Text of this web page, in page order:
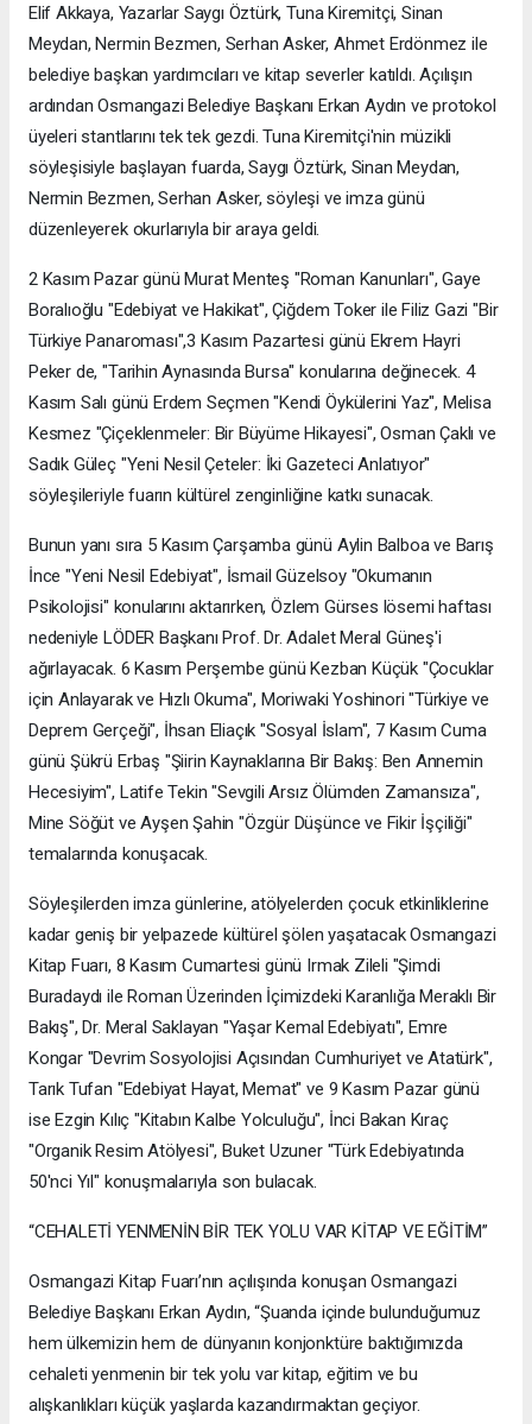
Elif Akkaya, Yazarlar Saygı Öztürk, Tuna Kiremitçi, Sinan
Meydan, Nermin Bezmen, Serhan Asker, Ahmet Erdönmez ile
belediye başkan yardımcıları ve kitap severler katıldı. Açılışın
ardından Osmangazi Belediye Başkanı Erkan Aydın ve protokol
üyeleri stantlarını tek tek gezdi. Tuna Kiremitçi'nin müzikli
söyleşisiyle başlayan fuarda, Saygı Öztürk, Sinan Meydan,
Nermin Bezmen, Serhan Asker, söyleşi ve imza günü
düzenleyerek okurlarıyla bir araya geldi.
2 Kasım Pazar günü Murat Menteş "Roman Kanunları", Gaye
Boralıoğlu "Edebiyat ve Hakikat", Çiğdem Toker ile Filiz Gazi "Bir
Türkiye Panaroması",3 Kasım Pazartesi günü Ekrem Hayri
Peker de, "Tarihin Aynasında Bursa" konularına değinecek. 4
Kasım Salı günü Erdem Seçmen "Kendi Öykülerini Yaz", Melisa
Kesmez "Çiçeklenmeler: Bir Büyüme Hikayesi", Osman Çaklı ve
Sadık Güleç "Yeni Nesil Çeteler: İki Gazeteci Anlatıyor"
söyleşileriyle fuarın kültürel zenginliğine katkı sunacak.
Bunun yanı sıra 5 Kasım Çarşamba günü Aylin Balboa ve Barış
İnce "Yeni Nesil Edebiyat", İsmail Güzelsoy "Okumanın
Psikolojisi" konularını aktarırken, Özlem Gürses lösemi haftası
nedeniyle LÖDER Başkanı Prof. Dr. Adalet Meral Güneş'i
ağırlayacak. 6 Kasım Perşembe günü Kezban Küçük "Çocuklar
için Anlayarak ve Hızlı Okuma", Moriwaki Yoshinori "Türkiye ve
Deprem Gerçeği", İhsan Eliaçık "Sosyal İslam", 7 Kasım Cuma
günü Şükrü Erbaş "Şiirin Kaynaklarına Bir Bakış: Ben Annemin
Hecesiyim", Latife Tekin "Sevgili Arsız Ölümden Zamansıza",
Mine Söğüt ve Ayşen Şahin "Özgür Düşünce ve Fikir İşçiliği"
temalarında konuşacak.
Söyleşilerden imza günlerine, atölyelerden çocuk etkinliklerine
kadar geniş bir yelpazede kültürel şölen yaşatacak Osmangazi
Kitap Fuarı, 8 Kasım Cumartesi günü Irmak Zileli "Şimdi
Buradaydı ile Roman Üzerinden İçimizdeki Karanlığa Meraklı Bir
Bakış", Dr. Meral Saklayan "Yaşar Kemal Edebiyatı", Emre
Kongar "Devrim Sosyolojisi Açısından Cumhuriyet ve Atatürk",
Tarık Tufan "Edebiyat Hayat, Memat" ve 9 Kasım Pazar günü
ise Ezgin Kılıç "Kitabın Kalbe Yolculuğu", İnci Bakan Kıraç
"Organik Resim Atölyesi", Buket Uzuner "Türk Edebiyatında
50'nci Yıl" konuşmalarıyla son bulacak.
“CEHALETİ YENMENİN BİR TEK YOLU VAR KİTAP VE EĞİTİM”
Osmangazi Kitap Fuarı’nın açılışında konuşan Osmangazi
Belediye Başkanı Erkan Aydın, “Şuanda içinde bulunduğumuz
hem ülkemizin hem de dünyanın konjonktüre baktığımızda
cehaleti yenmenin bir tek yolu var kitap, eğitim ve bu
alışkanlıkları küçük yaşlarda kazandırmaktan geçiyor.